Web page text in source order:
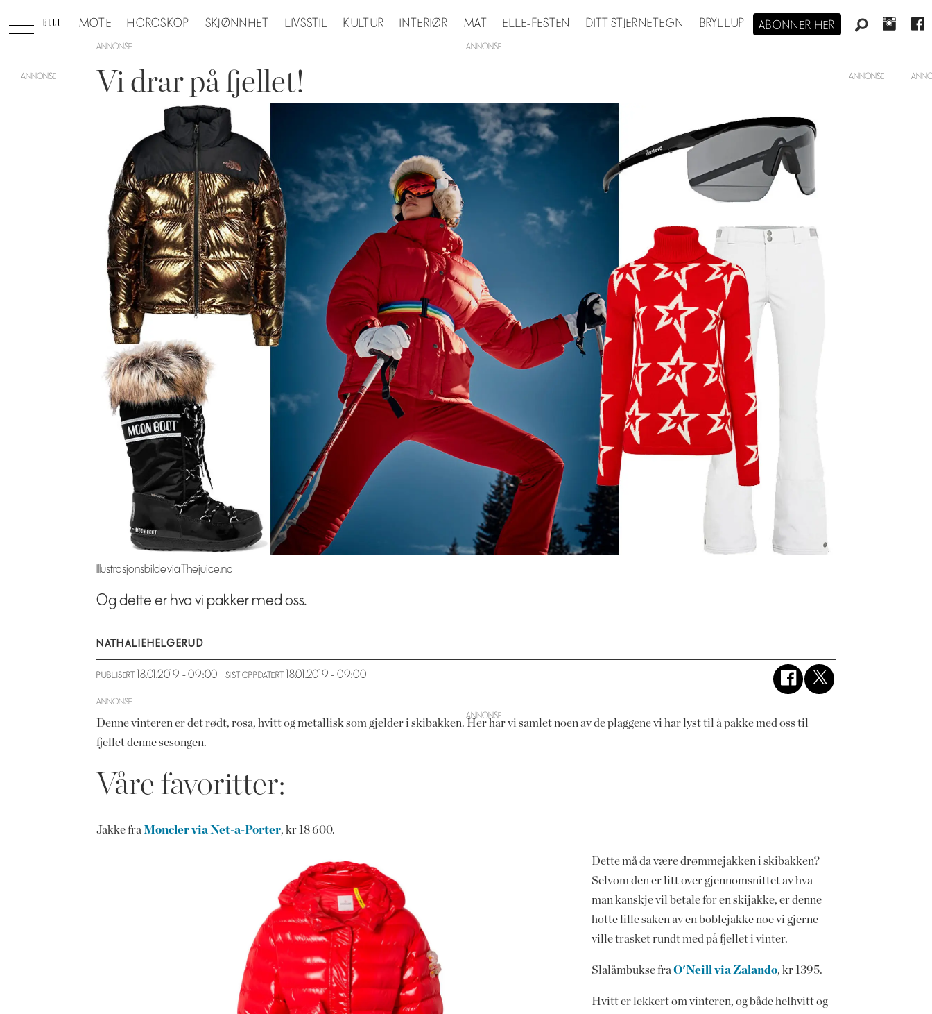
MOTE HOROSKOP SKJØNNHET LIVSSTIL KULTUR INTERIØR MAT ELLE-FESTEN DITT STJERNETEGN BRYLLUP ABONNER HER
ANNONSE
Vi drar på fjellet!
Illustrasjonsbilde via Thejuice.no
Og dette er hva vi pakker med oss.
NATHALIEHELGERUD
PUBLISERT 18.01.2019 - 09:00 SIST OPPDATERT 18.01.2019 - 09:00
ANNONSE
Denne vinteren er det rødt, rosa, hvitt og metallisk som gjelder i skibakken. Her har vi samlet noen av de plaggene vi har lyst til å pakke med oss til
fjellet denne sesongen.
Våre favoritter:
Jakke fra Moncler via Net-a-Porter, kr 18 600.
Dette må da være drømmejakken i skibakken?
Selvom den er litt over gjennomsnittet av hva
man kanskje vil betale for en skijakke, er denne
hotte lille saken av en boblejakke noe vi gjerne
ville trasket rundt med på fjellet i vinter.
Slalåmbukse fraO'Neill via Zalando, kr 1395.
Hvitt er lekkert om vinteren, og både helhvitt og
ANNONSE